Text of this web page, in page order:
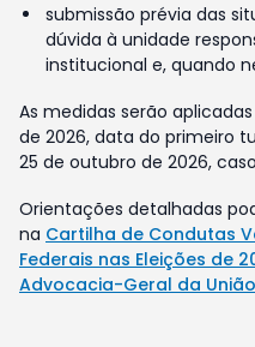
submissão prévia das
dúvida à unidade
institucional e, quando
As medidas serão
de 2026, data do primeiro
25 de outubro de 2026,
Orientações detalhadas
na Cartilha de Condutas
Federais nas Eleições de
Advocacia-Geral da União